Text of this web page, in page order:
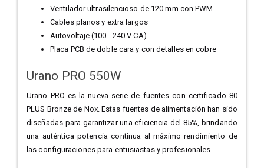
Ventilador ultrasilencioso de 120 mm con PWM
Cables planos y extra largos
Autovoltaje (100 - 240 V CA)
Placa PCB de doble cara y con detalles en cobre
Urano PRO 550W
Urano PRO es la nueva serie de fuentes con certificado 80
PLUS Bronze de Nox. Estas fuentes de alimentación han sido
diseñadas para garantizar una eficiencia del 85%, brindando
una auténtica potencia continua al máximo rendimiento de
las configuraciones para entusiastas y profesionales.